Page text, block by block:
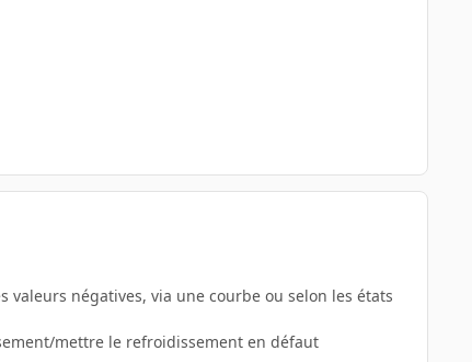
valeurs négatives, via une courbe ou selon les états
mettre le refroidissement en défaut